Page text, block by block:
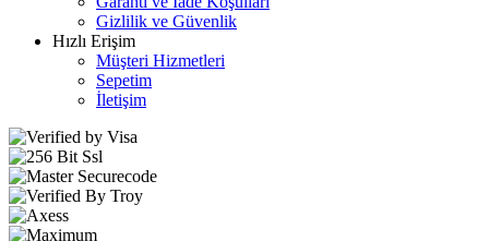
Gizlilik ve Güvenlik
Hızlı Erişim
Müşteri Hizmetleri
Sepetim
İletişim